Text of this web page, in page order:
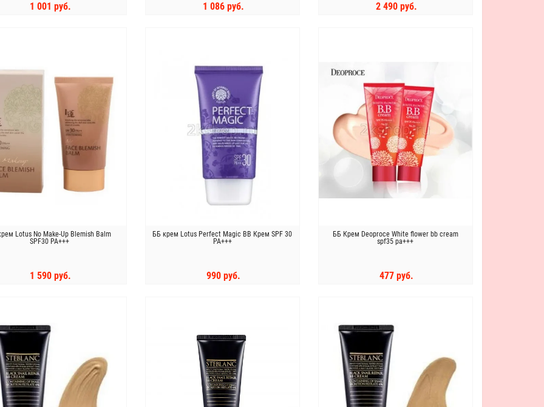
1 001 руб. 1 086 руб. 2 490 руб.
Lotus No Make-Up Blemish Balm
SPF30 PA+++
1 590 руб.
ББ крем Lotus Perfect Magic BB Крем SPF 30
PA+++
990 руб.
ББ Крем Deoproce White flower bb cream
spf35 pa+++
477 руб.